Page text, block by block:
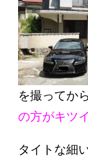
を撮ってか
の方がキツ
タイトな細